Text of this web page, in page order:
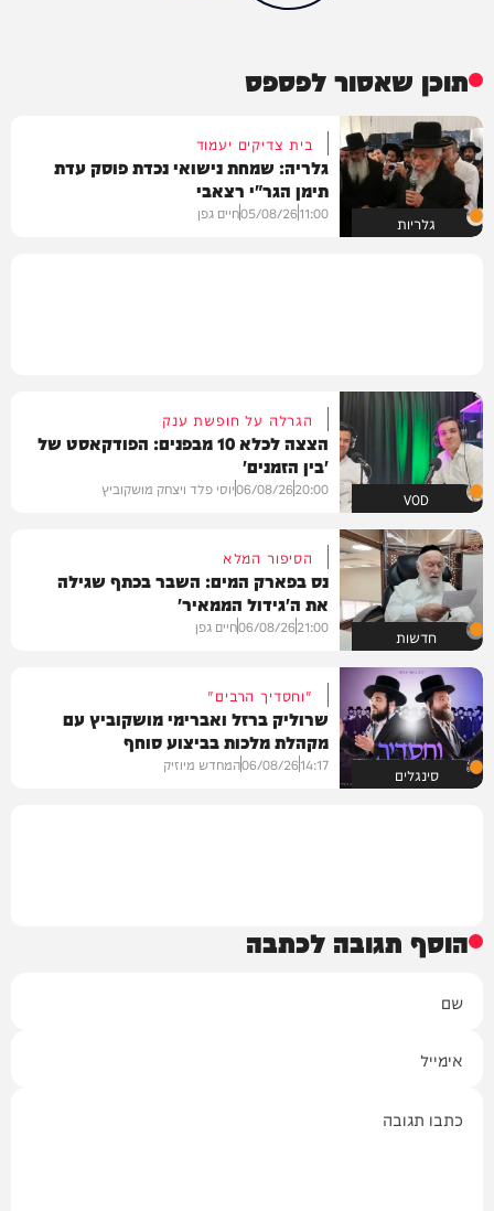
תוכן שאסור לפספס
גלריות
בית צדיקים יעמוד
גלריה: שמחת נישואי נכדת פוסק עדת
תימן הגר"י רצאבי
11:00
05/08/26חיים גפן
VOD
הגרלה על חופשת ענק
הצצה לכלא 10 מבפנים: הפודקאסט של
'בין הזמנים'
20:00
06/08/26יוסי פלד ויצחק מושקוביץ
חדשות
הסיפור המלא
נס בפארק המים: השבר בכתף שגילה
את ה'גידול הממאיר'
21:00
06/08/26חיים גפן
סינגלים
"וחסדיך הרבים"
שרוליק ברזל ואברימי מושקוביץ עם
מקהלת מלכות בביצוע סוחף
14:17
06/08/26המחדש מיוזיק
הוסף תגובה לכתבה